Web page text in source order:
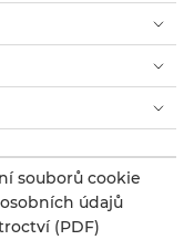
souborů cookie
údajů
(PDF)